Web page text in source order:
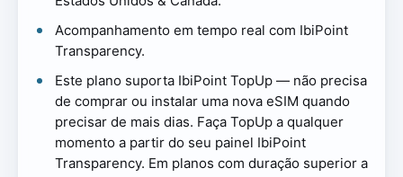
Acompanhamento em tempo real com IbiPoint
Transparency.
Este plano suporta IbiPoint TopUp — não precisa
de comprar ou instalar uma nova eSIM quando
precisar de mais dias. Faça TopUp a qualquer
momento a partir do seu painel IbiPoint
Transparency. Em planos com duração superior a